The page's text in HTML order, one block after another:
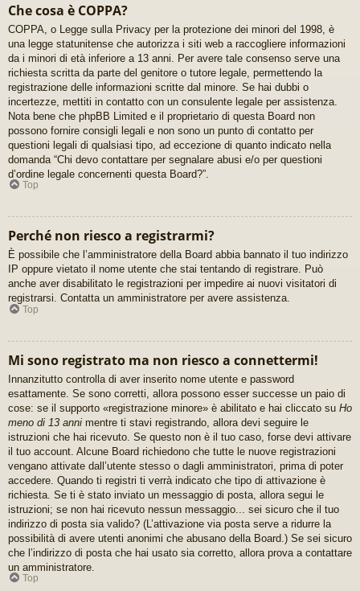
Che cosa è COPPA?
COPPA, o Legge sulla Privacy per la protezione dei minori del 1998, è
una legge statunitense che autorizza i siti web a raccogliere informazioni
da i minori di età inferiore a 13 anni. Per avere tale consenso serve una
richiesta scritta da parte del genitore o tutore legale, permettendo la
registrazione delle informazioni scritte dal minore. Se hai dubbi o
incertezze, mettiti in contatto con un consulente legale per assistenza.
Nota bene che phpBB Limited e il proprietario di questa Board non
possono fornire consigli legali e non sono un punto di contatto per
questioni legali di qualsiasi tipo, ad eccezione di quanto indicato nella
domanda “Chi devo contattare per segnalare abusi e/o per questioni
d’ordine legale concernenti questa Board?”.
Top
Perché non riesco a registrarmi?
È possibile che l’amministratore della Board abbia bannato il tuo indirizzo
IP oppure vietato il nome utente che stai tentando di registrare. Può
anche aver disabilitato le registrazioni per impedire ai nuovi visitatori di
registrarsi. Contatta un amministratore per avere assistenza.
Top
Mi sono registrato ma non riesco a connettermi!
Innanzitutto controlla di aver inserito nome utente e password
esattamente. Se sono corretti, allora possono esser successe un paio di
cose: se il supporto «registrazione minore» è abilitato e hai cliccato su Ho
meno di 13 anni mentre ti stavi registrando, allora devi seguire le
istruzioni che hai ricevuto. Se questo non è il tuo caso, forse devi attivare
il tuo account. Alcune Board richiedono che tutte le nuove registrazioni
vengano attivate dall’utente stesso o dagli amministratori, prima di poter
accedere. Quando ti registri ti verrà indicato che tipo di attivazione è
richiesta. Se ti è stato inviato un messaggio di posta, allora segui le
istruzioni; se non hai ricevuto nessun messaggio... sei sicuro che il tuo
indirizzo di posta sia valido? (L’attivazione via posta serve a ridurre la
possibilità di avere utenti anonimi che abusano della Board.) Se sei sicuro
che l’indirizzo di posta che hai usato sia corretto, allora prova a contattare
un amministratore.
Top